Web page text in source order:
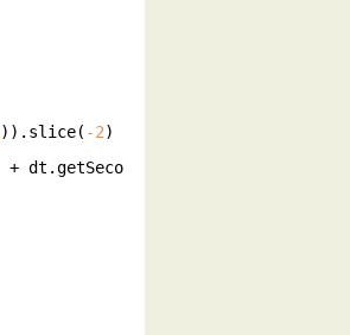
)).slice( -2)
+ dt.getSeco